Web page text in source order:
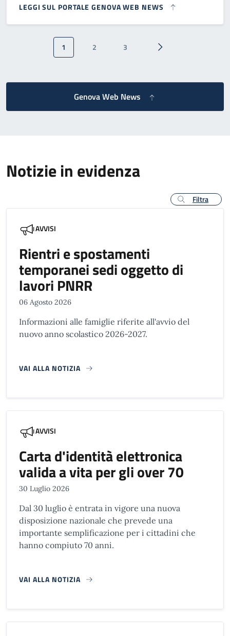
LEGGI SUL PORTALE GENOVA WEB NEWS
Paginazione
Pagina attuale
1 Pagina
2 Pagina
3 Pagina successiva
Genova Web News
Notizie in evidenza
Filtra
AVVISI
Rientri e spostamenti
temporanei sedi oggetto di
lavori PNRR
06 Agosto 2026
Informazioni alle famiglie riferite all'avvio del
nuovo anno scolastico 2026-2027.
VAI ALLA NOTIZIA
AVVISI
Carta d'identità elettronica
valida a vita per gli over 70
30 Luglio 2026
Dal 30 luglio è entrata in vigore una nuova
disposizione nazionale che prevede una
importante semplificazione per i cittadini che
hanno compiuto 70 anni.
VAI ALLA NOTIZIA